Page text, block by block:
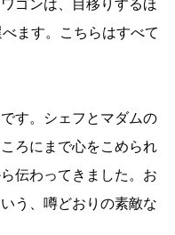
ます。こちらはすべて
す。シェフとマダムの
ろにまで心をこめられ
伝わってきました。お
う、噂どおりの素敵な